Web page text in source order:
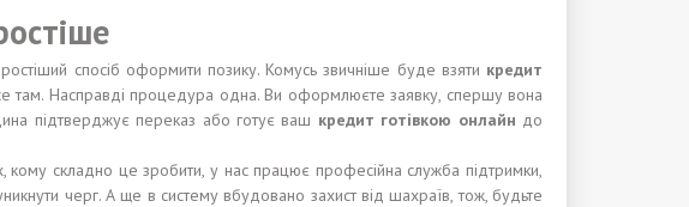
спосіб оформити позику. Комусь звичніше буде взяти кредит
там. Насправді процедура одна. Ви оформлюєте заявку, спершу вона
підтверджує переказ або готує ваш кредит готівкою онлайн до
кому складно це зробити, у нас працює професійна служба підтримки,
черг. А ще в систему вбудовано захист від шахраїв, тож, будьте